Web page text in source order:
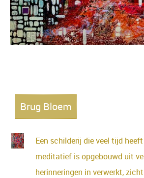
Brug Bloem
Een schilderij die veel tijd
meditatief is opgebouwd uit
herinneringen in verwerkt,